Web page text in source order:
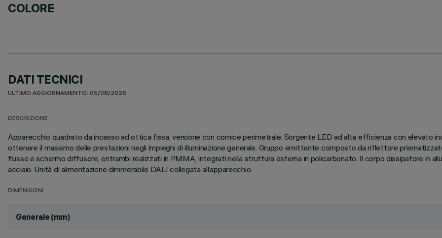
COLORE
DATI TECNICI
ULTIMO AGGIORNAMENTO: 05/08/2026
DESCRIZIONE
Apparecchio quadrato da incasso ad ottica fissa, versione con cornice perimetrale. Sorgente LED ad alta efficienza con elevato
ottenere il massimo delle prestazioni negli impieghi di illuminazione generale. Gruppo emittente composto da riflettore
flusso e schermo diffusore, entrambi realizzati in PMMA, integrati nella struttura esterna in policarbonato. Il corpo dissipatore in
acciaio. Unità di alimentazione dimmerabile DALI collegata all’apparecchio.
DIMENSIONI
Generale (mm)